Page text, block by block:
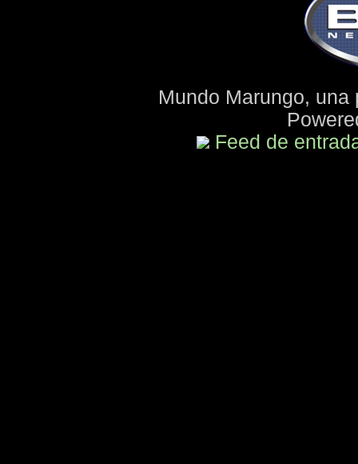
Mundo Marungo,
Feed de